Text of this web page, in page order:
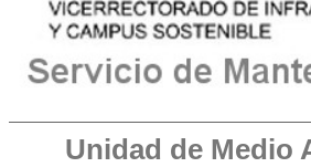
Unidad de Medio